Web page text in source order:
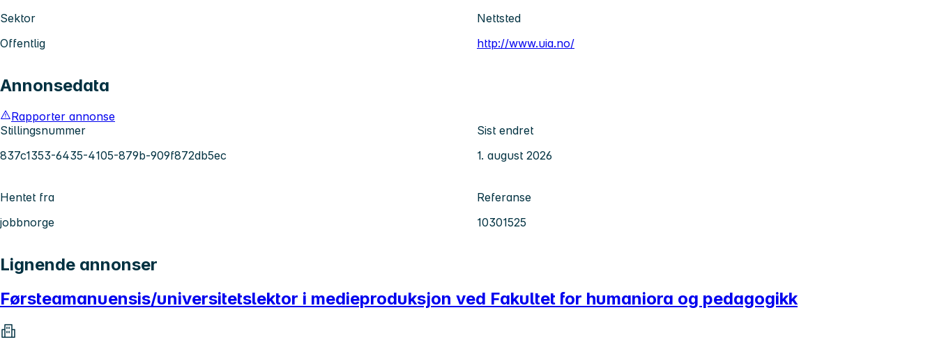
Sektor
Offentlig
Nettsted
http://www.uia.no/
Annonsedata
Rapporter annonse
Stillingsnummer
837c1353-6435-4105-879b-909f872db5ec
Sist endret
1. august 2026
Hentet fra
jobbnorge
Referanse
10301525
Lignende annonser
Førsteamanuensis/universitetslektor i medieproduksjon ved Fakultet for humaniora og pedagogikk